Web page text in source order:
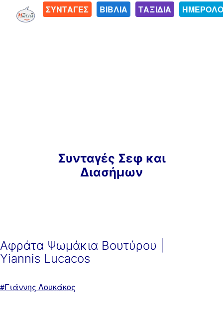
ΣΥΝΤΑΓΕΣ ΒΙΒΛΙΑ ΤΑΞΙΔΙΑ
Συνταγές Σεφ και
Διασήμων
Αφράτα Ψωμάκια Βουτύρου |
Yiannis Lucacos
ΜεΓιάννης Λουκάκος